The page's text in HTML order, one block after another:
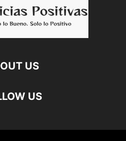
US
US